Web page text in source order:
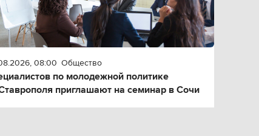
08:00 Общество
по молодежной политике
приглашают на семинар в Сочи